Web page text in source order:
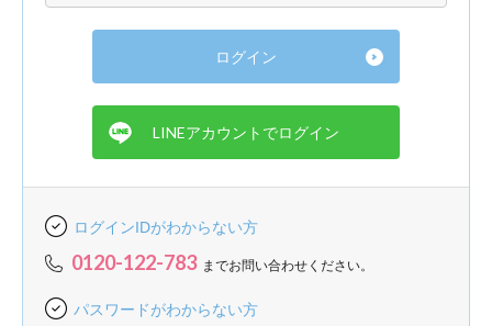
ログインIDがわからない方
0120-122-783 までお問い合わせください。
パスワードがわからない方